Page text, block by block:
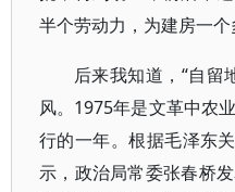
半个劳动力，为建房一个
后来我知道，“自留
风。1975年是文革中农
行的一年。根据毛泽东
示，政治局常委张春桥